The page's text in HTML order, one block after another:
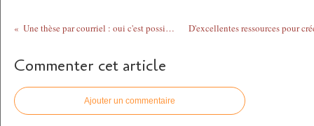
Une thèse par courriel : oui c'est possible!
Commenter cet article
Ajouter un commentaire